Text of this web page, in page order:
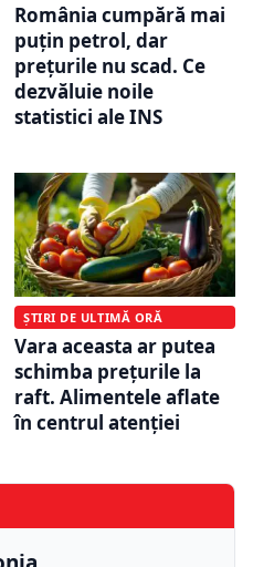
România cumpără mai
puțin petrol, dar
prețurile nu scad. Ce
dezvăluie noile
statistici ale INS
ȘTIRI DE ULTIMĂ ORĂ
Vara aceasta ar putea
schimba prețurile la
raft. Alimentele aflate
în centrul atenției